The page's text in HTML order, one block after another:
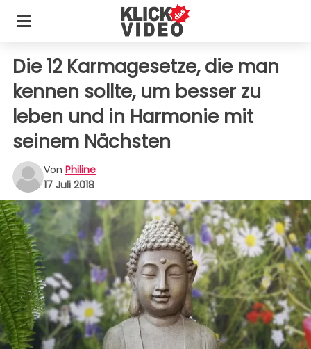
Die 12 Karmagesetze, die man
kennen sollte, um besser zu
leben und in Harmonie mit
seinem Nächsten
Von Philine
17 Juli 2018